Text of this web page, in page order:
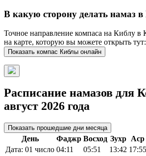
В какую сторону делать намаз
Точное направление компаса на Киблу в
на карте, которую вы можете открыть тут:
Показать компас Киблы онлайн
Расписание намазов для
август 2026 года
Показать прошедшие дни месяца
День Фаджр Восход Зухр Аср
Дата: 01 число 04:11 05:51 13:42 17:55